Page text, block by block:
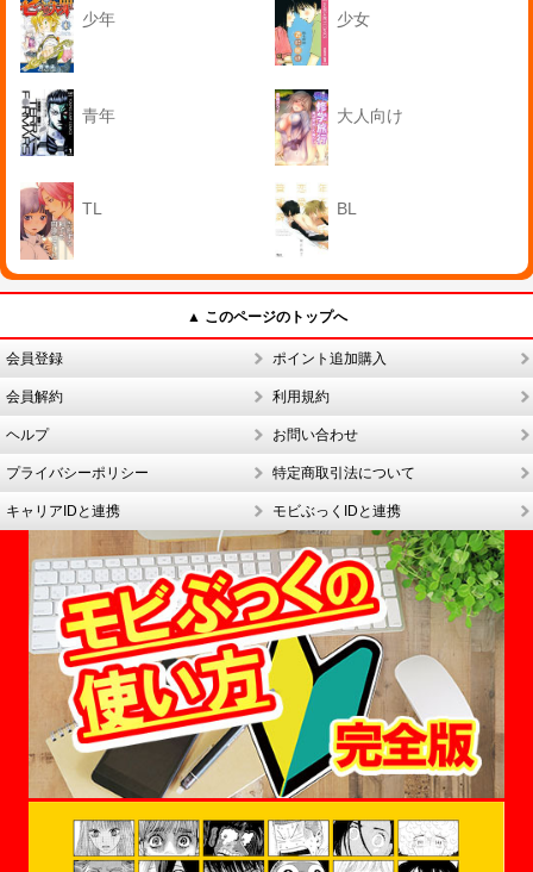
少年 少女
青年 大人向け
TL BL
▲ このページのトップへ
会員登録 ポイント追加購入
会員解約 利用規約
ヘルプ お問い合わせ
プライバシーポリシー 特定商取引法について
キャリアIDと連携 モビぶっくIDと連携